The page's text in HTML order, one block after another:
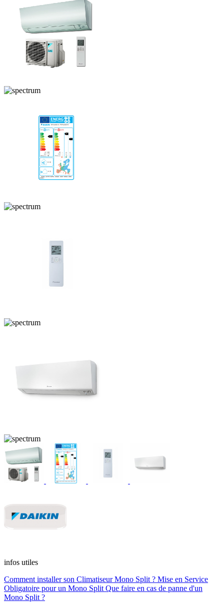
infos utiles
Comment installer son Climatiseur Mono Split ? Mise en Service
Obligatoire pour un Mono Split Que faire en cas de panne d'un
Mono Split ?